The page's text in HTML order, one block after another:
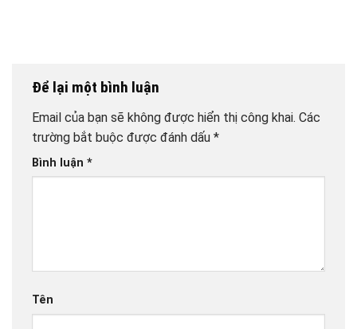
Để lại một bình luận
Email của bạn sẽ không được hiển thị công khai. Các
trường bắt buộc được đánh dấu *
Bình luận *
Tên